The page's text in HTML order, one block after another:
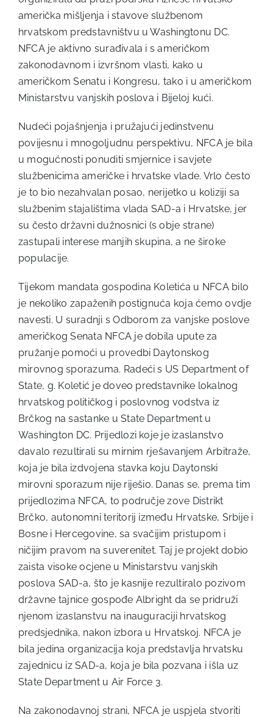
američka mišljenja i stavove službenom
hrvatskom predstavništvu u Washingtonu DC.
NFCA je aktivno surađivala i s američkom
zakonodavnom i izvršnom vlasti, kako u
američkom Senatu i Kongresu, tako i u američkom
Ministarstvu vanjskih poslova i Bijeloj kući.
Nudeći pojašnjenja i pružajući jedinstvenu
povijesnu i mnogoljudnu perspektivu, NFCA je bila
u mogućnosti ponuditi smjernice i savjete
službenicima američke i hrvatske vlade. Vrlo često
je to bio nezahvalan posao, nerijetko u koliziji sa
službenim stajalištima vlada SAD-a i Hrvatske, jer
su često državni dužnosnici (s obje strane)
zastupali interese manjih skupina, a ne široke
populacije.
Tijekom mandata gospodina Koletića u NFCA bilo
je nekoliko zapaženih postignuća koja ćemo ovdje
navesti. U suradnji s Odborom za vanjske poslove
američkog Senata NFCA je dobila upute za
pružanje pomoći u provedbi Daytonskog
mirovnog sporazuma. Radeći s US Department of
State, g. Koletić je doveo predstavnike lokalnog
hrvatskog političkog i poslovnog vodstva iz
Brčkog na sastanke u State Department u
Washington DC. Prijedlozi koje je izaslanstvo
davalo rezultirali su mirnim rješavanjem Arbitraže,
koja je bila izdvojena stavka koju Daytonski
mirovni sporazum nije riješio. Danas se, prema tim
prijedlozima NFCA, to područje zove Distrikt
Brčko, autonomni teritorij između Hrvatske, Srbije i
Bosne i Hercegovine, sa svačijim pristupom i
ničijim pravom na suverenitet. Taj je projekt dobio
zaista visoke ocjene u Ministarstvu vanjskih
poslova SAD-a, što je kasnije rezultiralo pozivom
državne tajnice gospođe Albright da se pridruži
njenom izaslanstvu na inauguraciji hrvatskog
predsjednika, nakon izbora u Hrvatskoj. NFCA je
bila jedina organizacija koja predstavlja hrvatsku
zajednicu iz SAD-a, koja je bila pozvana i išla uz
State Department u Air Force 3.
Na zakonodavnoj strani, NFCA je uspjela stvoriti